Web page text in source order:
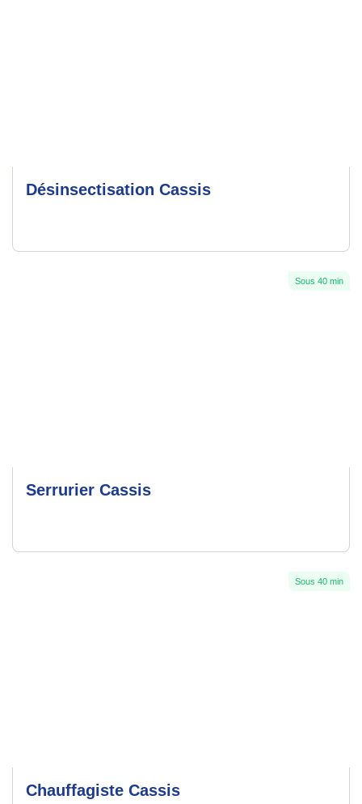
Désinsectisation Cassis
Sous 40 min
Serrurier Cassis
Sous 40 min
Chauffagiste Cassis